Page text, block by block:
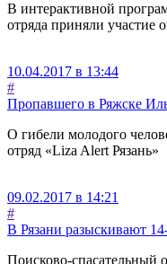
В интерактивной
отряда приняли участие
10.04.2017 в 13:44
#
Пропавшего в Ряжске
О гибели молодого
отряд «Liza Alert Рязань»
09.02.2017 в 14:21
#
В Рязани разыскивают
Поисково-спасательный